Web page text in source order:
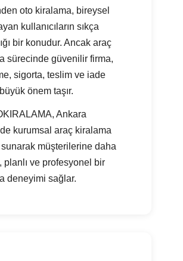
oto kiralama, bireysel
kullanıcıların sıkça
bir konudur. Ancak araç
sürecinde güvenilir firma,
sigorta, teslim ve iade
önem taşır.
Ankara
kurumsal araç kiralama
müşterilerine daha
planlı ve profesyonel bir
deneyimi sağlar.